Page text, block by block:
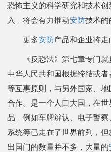
恐怖主义的科学研究和技术
入，将会有力推动安防技术的
更多安防产品和企业将走
《反恐法》第七章专门
中华人民共和国根据缔结或
等互惠原则，与另外国家、
合作。是一个人口大国，在世
品，例如车牌辨认、电子警
系统等已走在了世界前列，但
出国门的数量并不多，大量的